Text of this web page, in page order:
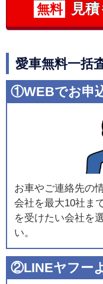
無料 見
愛車無料一括
①WEBでお申
お車やご連絡先の
会社を最大10社ま
を受けたい会社を
い。
②LINEヤフー